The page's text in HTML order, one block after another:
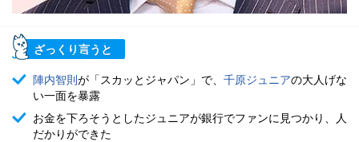
ざっくり言うと
陣内智則が「スカッとジャパン」で、 千原ジュニアの大人げな
い一面を暴露
お金を下ろそうとしたジュニアが銀行でファンに見つかり、人
だかりができた